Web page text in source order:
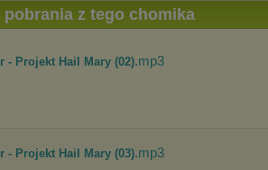
z tego chomika
- Projekt Hail Mary (02).mp3
- Projekt Hail Mary (03).mp3